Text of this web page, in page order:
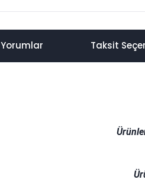
Yorumlar Taksit